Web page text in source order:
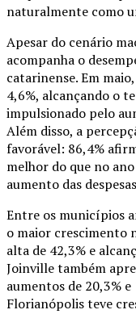
naturalmente como
Apesar do cenário
acompanha o
catarinense. Em
4,6%, alcançando o
impulsionado pelo
Além disso, a
favorável: 86,4%
melhor do que no
aumento das
Entre os municípios
o maior crescimento
alta de 42,3% e
Joinville também
aumentos de 20,3%
Florianópolis teve